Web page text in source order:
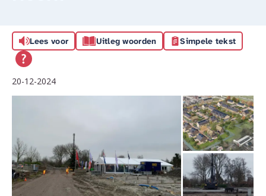
Lees voor Uitleg woorden Simpele tekst
20-12-2024